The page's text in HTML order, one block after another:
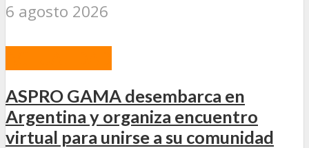
6 agosto 2026
ASPRO GAMA desembarca en
Argentina y organiza encuentro
virtual para unirse a su comunidad